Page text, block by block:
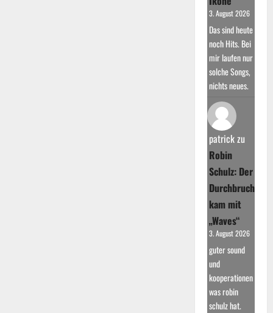
3. August 2026
Das sind heute
noch Hits. Bei
mir laufen nur
solche Songs,
nichts neues.
patrickzu
Robin
Schulz: Der
Durchbruch
kam mit
„Waves“
3. August 2026
guter sound
und
kooperationen
was robin
schulz hat.